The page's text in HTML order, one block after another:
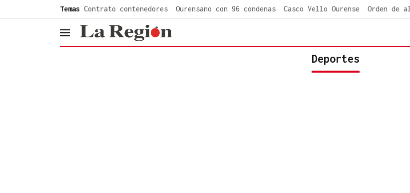
Temas Contrato contenedores Ourensano con 96 condenas Casco Vello Ourense Orden de
header.menu.open
Deportes